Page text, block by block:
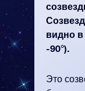
видно
-90°).
Это